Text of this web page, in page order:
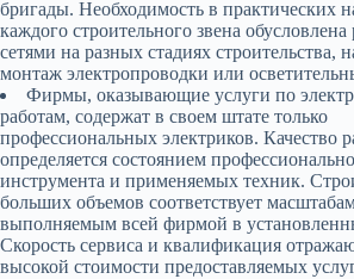
бригады. Необходимость в практических
каждого строительного звена обусловлена
сетями на разных стадиях строительства,
монтаж электропроводки или
Фирмы, оказывающие услуги по
работам, содержат в своем штате только
профессиональных электриков. Качество
определяется состоянием
инструмента и применяемых техник.
больших объемов соответствует
выполняемым всей фирмой в
Скорость сервиса и квалификация
высокой стоимости предоставляемых